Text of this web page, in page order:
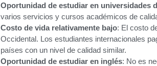
Oportunidad de estudiar en universidades
varios servicios y cursos académicos de
Costo de vida relativamente bajo: El costo
Occidental. Los estudiantes internacionales
países con un nivel de calidad similar.
Oportunidad de estudiar en inglés: No es